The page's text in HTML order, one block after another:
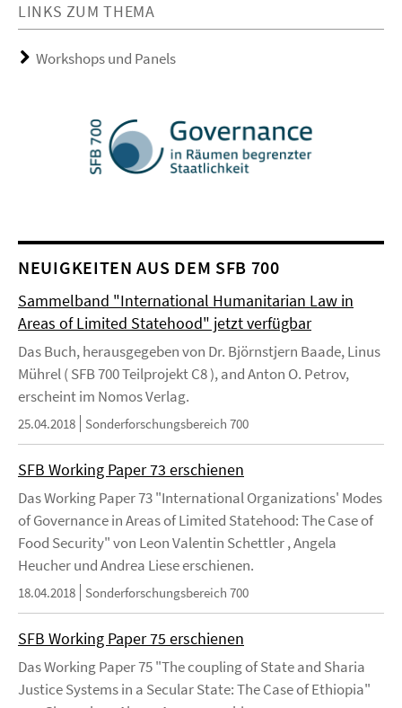
LINKS ZUM THEMA
Workshops und Panels
NEUIGKEITEN AUS DEM SFB 700
Sammelband "International Humanitarian Law in
Areas of Limited Statehood" jetzt verfügbar
Das Buch, herausgegeben von Dr. Björnstjern Baade, Linus
Mührel ( SFB 700 Teilprojekt C8 ), and Anton O. Petrov,
erscheint im Nomos Verlag.
25.04.2018 Sonderforschungsbereich 700
SFB Working Paper 73 erschienen
Das Working Paper 73 "International Organizations' Modes
of Governance in Areas of Limited Statehood: The Case of
Food Security" von Leon Valentin Schettler , Angela
Heucher und Andrea Liese erschienen.
18.04.2018 Sonderforschungsbereich 700
SFB Working Paper 75 erschienen
Das Working Paper 75 "The coupling of State and Sharia
Justice Systems in a Secular State: The Case of Ethiopia"